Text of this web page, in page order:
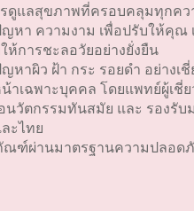
ดูแลสุขภาพที่ครอบคลุมทุกคว
หา ความงาม เพื่อปรับให้คุณ
ห้การชะลอวัยอย่างยั่งยืน
หาผิว ฝ้า กระ รอยดำ อย่างเ
าเฉพาะบุคคล โดยแพทย์ผู้เ
นวัตกรรมทันสมัย และ รองรับ
ะไทย
ฑ์ผ่านมาตรฐานความปลอด